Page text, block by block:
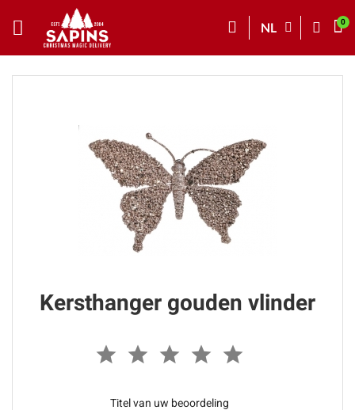
NL
Kersthanger gouden vlinder
Titel van uw beoordeling